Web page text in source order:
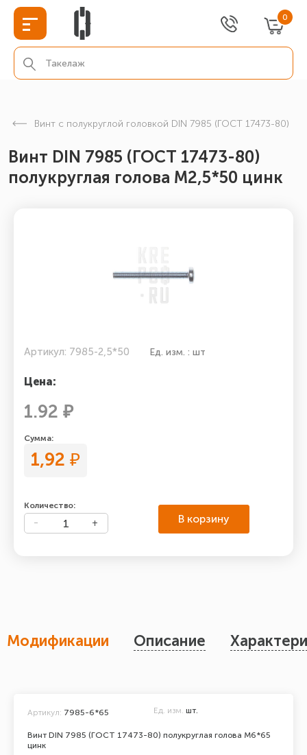
0
Винт с полукруглой головкой DIN 7985 (ГОСТ 17473-80)
Винт DIN 7985 (ГОСТ 17473-80)
полукруглая голова М2,5*50 цинк
Артикул: 7985-2,5*50 Ед. изм. : шт
Цена:
1.92 ₽
Сумма:
1,92 ₽
Количество:
В корзину
Модификации Описание
Винт DIN 7985 (ГОСТ 17473-80) полукруглая голова М6*65
цинк
Артикул: 7985-6*65 Ед. изм. шт.